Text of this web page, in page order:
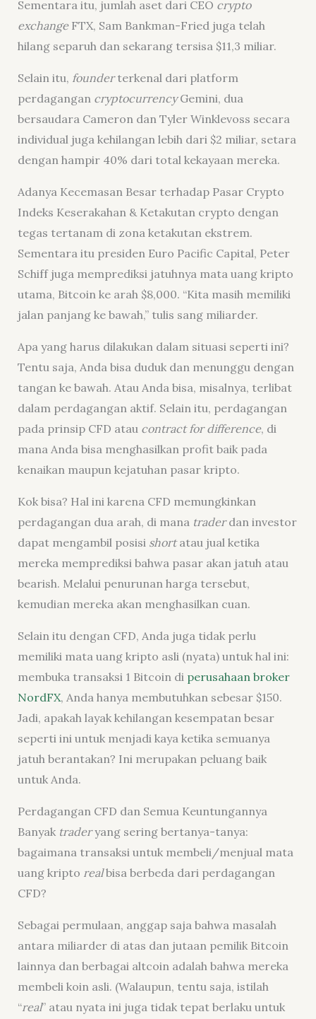
Sementara itu, jumlah aset dari CEO crypto
exchangeFTX, Sam Bankman-Fried juga telah
hilang separuh dan sekarang tersisa $11,3 miliar.
Selain itu, founderterkenal dari platform
perdagangan cryptocurrencyGemini, dua
bersaudara Cameron dan Tyler Winklevoss secara
individual juga kehilangan lebih dari $2 miliar, setara
dengan hampir 40% dari total kekayaan mereka.
Adanya Kecemasan Besar terhadap Pasar Crypto
Indeks Keserakahan & Ketakutan crypto dengan
tegas tertanam di zona ketakutan ekstrem.
Sementara itu presiden Euro Pacific Capital, Peter
Schiff juga memprediksi jatuhnya mata uang kripto
utama, Bitcoin ke arah $8,000. “Kita masih memiliki
jalan panjang ke bawah,” tulis sang miliarder.
Apa yang harus dilakukan dalam situasi seperti ini?
Tentu saja, Anda bisa duduk dan menunggu dengan
tangan ke bawah. Atau Anda bisa, misalnya, terlibat
dalam perdagangan aktif. Selain itu, perdagangan
pada prinsip CFD atau contract for difference, di
mana Anda bisa menghasilkan profit baik pada
kenaikan maupun kejatuhan pasar kripto.
Kok bisa? Hal ini karena CFD memungkinkan
perdagangan dua arah, di mana traderdan investor
dapat mengambil posisi shortatau jual ketika
mereka memprediksi bahwa pasar akan jatuh atau
bearish. Melalui penurunan harga tersebut,
kemudian mereka akan menghasilkan cuan.
Selain itu dengan CFD, Anda juga tidak perlu
memiliki mata uang kripto asli (nyata) untuk hal ini:
membuka transaksi 1 Bitcoin di perusahaan broker
NordFX, Anda hanya membutuhkan sebesar $150.
Jadi, apakah layak kehilangan kesempatan besar
seperti ini untuk menjadi kaya ketika semuanya
jatuh berantakan? Ini merupakan peluang baik
untuk Anda.
Perdagangan CFD dan Semua Keuntungannya
Banyak traderyang sering bertanya-tanya:
bagaimana transaksi untuk membeli/menjual mata
uang kripto realbisa berbeda dari perdagangan
CFD?
Sebagai permulaan, anggap saja bahwa masalah
antara miliarder di atas dan jutaan pemilik Bitcoin
lainnya dan berbagai altcoin adalah bahwa mereka
membeli koin asli. (Walaupun, tentu saja, istilah
“real” atau nyata ini juga tidak tepat berlaku untuk